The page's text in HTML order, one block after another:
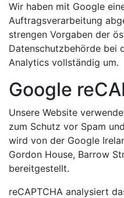
Wir haben mit Google
Auftragsverarbeitung
strengen Vorgaben der
Datenschutzbehörde bei
Analytics vollständig um.
Google
Unsere Website
zum Schutz vor Spam
wird von der Google
Gordon House, Barrow
bereitgestellt.
reCAPTCHA analysiert